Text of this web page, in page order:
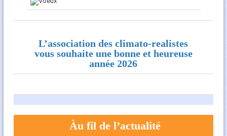
L’association des climato-realistes
vous souhaite une bonne et heureuse
année 2026
Àu fil de l’actualité